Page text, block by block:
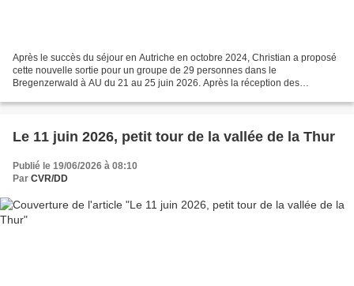
Après le succès du séjour en Autriche en octobre 2024, Christian a proposé
cette nouvelle sortie pour un groupe de 29 personnes dans le
Bregenzerwald à AU du 21 au 25 juin 2026. Après la réception des
Le 11 juin 2026, petit tour de la vallée de la Thur
Publié le 19/06/2026 à 08:10
Par CVR/DD